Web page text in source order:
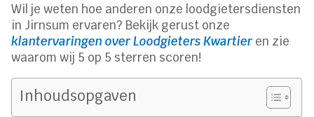
Wil je weten hoe anderen onze loodgietersdiensten
in Jirnsum ervaren? Bekijk gerust onze
klantervaringen over Loodgieters Kwartier en zie
waarom wij 5 op 5 sterren scoren!
Inhoudsopgaven